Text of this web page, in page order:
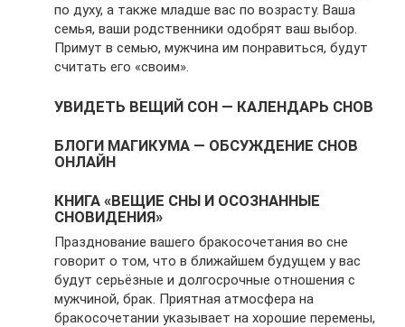
по духу, а также младше вас по возрасту. Ваша
семья, ваши родственники одобрят ваш выбор.
Примут в семью, мужчина им понравиться, будут
считать его «своим».
УВИДЕТЬ ВЕЩИЙ СОН — КАЛЕНДАРЬ СНОВ
БЛОГИ МАГИКУМА — ОБСУЖДЕНИЕ СНОВ
ОНЛАЙН
КНИГА «ВЕЩИЕ СНЫ И ОСОЗНАННЫЕ
СНОВИДЕНИЯ»
Празднование вашего бракосочетания во сне
говорит о том, что в ближайшем будущем у вас
будут серьёзные и долгосрочные отношения с
мужчиной, брак. Приятная атмосфера на
бракосочетании указывает на хорошие перемены,